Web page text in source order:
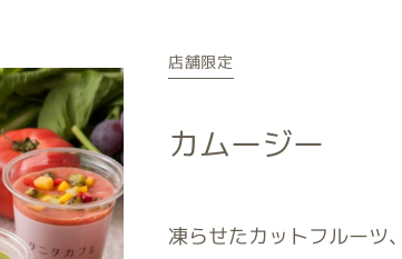
店舗限定
カムージー
凍らせたカットフルーツ